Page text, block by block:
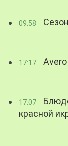
09:58
17:17
17:07
красной